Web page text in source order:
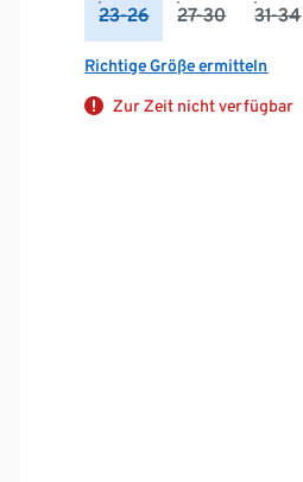
23-26 27-30 31-34
Richtige Größe ermitteln
Zur Zeit nicht verfügbar